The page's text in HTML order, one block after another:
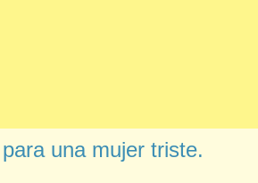
una mujer triste.